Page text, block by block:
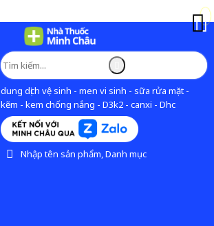
dung dịch vệ sinh - men vi sinh - sữa rửa mặt -
kẽm - kem chống nắng - D3k2 - canxi - Dhc
Nhập tên sản phẩm, Danh mục